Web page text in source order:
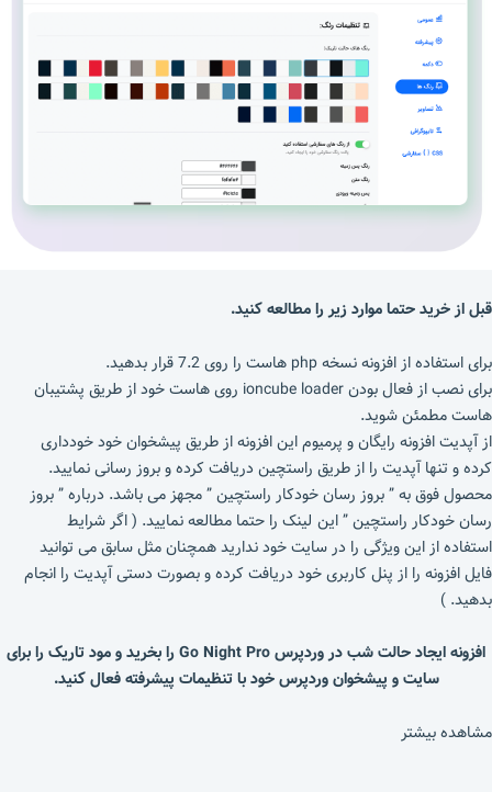
قبل از خرید حتما موارد زیر را مطالعه کنید.
برای استفاده از افزونه نسخه php هاست را روی 7.2 قرار بدهید.
برای نصب از فعال بودن ioncube loader روی هاست خود از طریق پشتیبان
هاست مطمئن شوید.
از آپدیت افزونه رایگان و پرمیوم این افزونه از طریق پیشخوان خود خودداری
کرده و تنها آپدیت را از طریق راستچین دریافت کرده و بروز رسانی نمایید.
محصول فوق به ” بروز رسان خودکار راستچین ” مجهز می باشد. درباره ” بروز
رسان خودکار راستچین ” این لینک را حتما مطالعه نمایید. ( اگر شرایط
استفاده از این ویژگی را در سایت خود ندارید همچنان مثل سابق می توانید
فایل افزونه را از پنل کاربری خود دریافت کرده و بصورت دستی آپدیت را انجام
بدهید. )
افزونه ایجاد حالت شب در وردپرس Go Night Pro را بخرید و مود تاریک را برای
سایت و پیشخوان وردپرس خود با تنظیمات پیشرفته فعال کنید.
مشاهده بیشتر